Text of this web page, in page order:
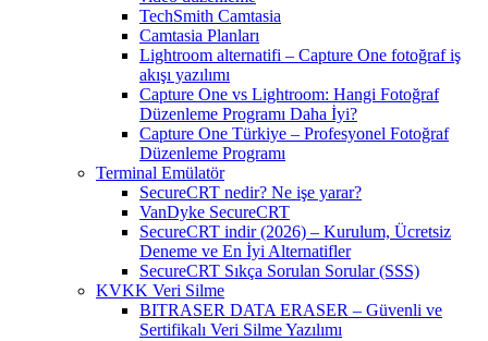
TechSmith Camtasia
Camtasia Planları
Lightroom alternatifi – Capture One fotoğraf iş
akışı yazılımı
Capture One vs Lightroom: Hangi Fotoğraf
Düzenleme Programı Daha İyi?
Capture One Türkiye – Profesyonel Fotoğraf
Düzenleme Programı
Terminal Emülatör
SecureCRT nedir? Ne işe yarar?
VanDyke SecureCRT
SecureCRT indir (2026) – Kurulum, Ücretsiz
Deneme ve En İyi Alternatifler
SecureCRT Sıkça Sorulan Sorular (SSS)
KVKK Veri Silme
BITRASER DATA ERASER – Güvenli ve
Sertifikalı Veri Silme Yazılımı